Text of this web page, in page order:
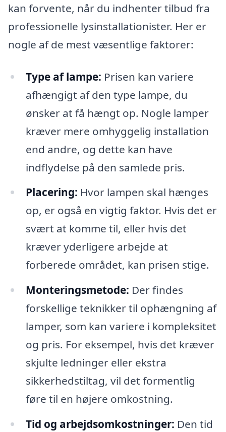
kan forvente, når du indhenter tilbud fra
professionelle lysinstallationister. Her er
nogle af de mest væsentlige faktorer:
Type af lampe: Prisen kan variere
afhængigt af den type lampe, du
ønsker at få hængt op. Nogle lamper
kræver mere omhyggelig installation
end andre, og dette kan have
indflydelse på den samlede pris.
Placering: Hvor lampen skal hænges
op, er også en vigtig faktor. Hvis det er
svært at komme til, eller hvis det
kræver yderligere arbejde at
forberede området, kan prisen stige.
Monteringsmetode: Der findes
forskellige teknikker til ophængning af
lamper, som kan variere i kompleksitet
og pris. For eksempel, hvis det kræver
skjulte ledninger eller ekstra
sikkerhedstiltag, vil det formentlig
føre til en højere omkostning.
Tid og arbejdsomkostninger: Den tid